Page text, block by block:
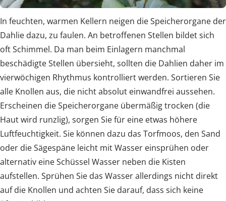
In feuchten, warmen Kellern neigen die Speicherorgane der
Dahlie dazu, zu faulen. An betroffenen Stellen bildet sich
oft Schimmel. Da man beim Einlagern manchmal
beschädigte Stellen übersieht, sollten die Dahlien daher im
vierwöchigen Rhythmus kontrolliert werden. Sortieren Sie
alle Knollen aus, die nicht absolut einwandfrei aussehen.
Erscheinen die Speicherorgane übermäßig trocken (die
Haut wird runzlig), sorgen Sie für eine etwas höhere
Luftfeuchtigkeit. Sie können dazu das Torfmoos, den Sand
oder die Sägespäne leicht mit Wasser einsprühen oder
alternativ eine Schüssel Wasser neben die Kisten
aufstellen. Sprühen Sie das Wasser allerdings nicht direkt
auf die Knollen und achten Sie darauf, dass sich keine